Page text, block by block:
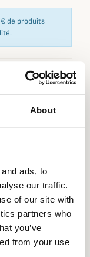
About
ads, to
our traffic.
of our site with
partners who
you’ve
from your use
de produits
Paiement en
3 fois dès 100
mules
tartans
la perfection.